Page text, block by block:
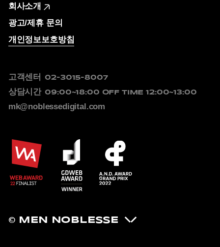
회사소개
광고/제휴 문의
개인정보보호방침
고객센터 02-3015-8007
상담시간 09:00~18:00 OFF TIME 12:00~13:00
mk@noblessedigital.com
© MEN NOBLESSE